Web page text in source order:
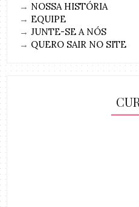
→ NOSSA HISTÓRIA
→ EQUIPE
→JUNTE-SE A NÓS
→ QUERO SAIR NO SITE